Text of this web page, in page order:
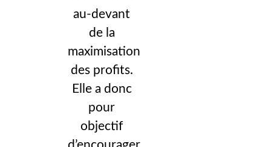
au-devant
de la
maximisation
des profits.
Elle a donc
pour
objectif